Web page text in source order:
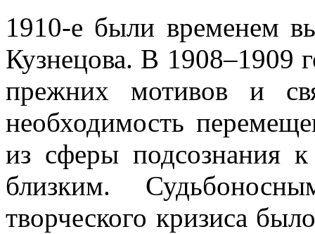
1910-е были временем
Кузнецова. В 1908–1909
прежних мотивов и
необходимость
из сферы подсознания
близким.
творческого кризиса